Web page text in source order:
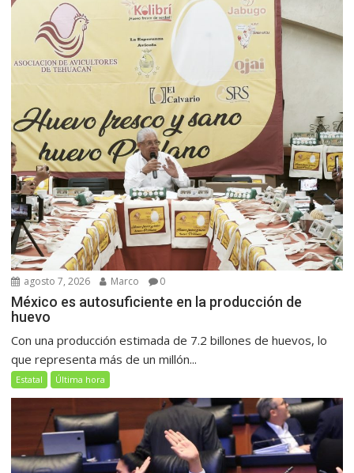
agosto 7, 2026 Marco 0
México es autosuficiente en la producción de
huevo
Con una producción estimada de 7.2 billones de huevos, lo
que representa más de un millón...
Estatal Última hora